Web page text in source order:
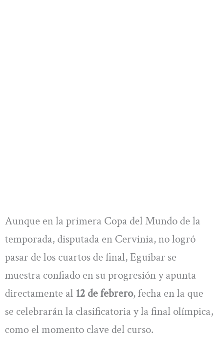
Aunque en la primera Copa del Mundo de la
temporada, disputada en Cervinia, no logró
pasar de los cuartos de final, Eguibar se
muestra confiado en su progresión y apunta
directamente al 12 de febrero, fecha en la que
se celebrarán la clasificatoria y la final olímpica,
como el momento clave del curso.